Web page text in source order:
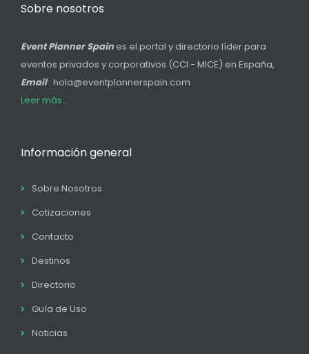
Sobre nosotros
Event Planner Spain es el portal y directorio líder para
eventos privados y corporativos (CCI - MICE) en España,
Email: hola@eventplannerspain.com
Leer más...
Información general
Sobre Nosotros
Cotizaciones
Contacto
Destinos
Directorio
Guía de Uso
Noticias